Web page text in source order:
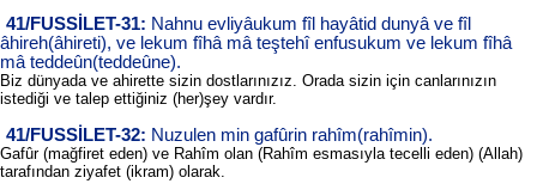
41/FUSSİLET-31: Nahnu evliyâukum fîl hayâtid dunyâ ve fîl
âhireh(âhireti), ve lekum fîhâ mâ teştehî enfusukum ve lekum fîhâ
mâ teddeûn(teddeûne).
Biz dünyada ve ahirette sizin dostlarınızız. Orada sizin için canlarınızın
istediği ve talep ettiğiniz (her)şey vardır.
41/FUSSİLET-32: Nuzulen min gafûrin rahîm(rahîmin).
Gafûr (mağfiret eden) ve Rahîm olan (Rahîm esmasıyla tecelli eden) (Allah)
tarafından ziyafet (ikram) olarak.